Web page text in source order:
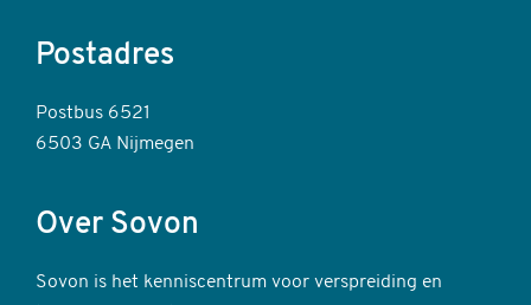
Postadres
Postbus 6521
6503 GA Nijmegen
Over Sovon
Sovon is het kenniscentrum voor verspreiding en